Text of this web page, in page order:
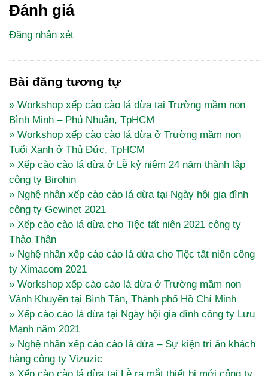
Đánh giá
Đăng nhận xét
Bài đăng tương tự
» Workshop xếp cào cào lá dừa tại Trường mầm non
Bình Minh – Phú Nhuận, TpHCM
» Workshop xếp cào cào lá dừa ở Trường mầm non
Tuổi Xanh ở Thủ Đức, TpHCM
» Xếp cào cào lá dừa ở Lễ kỷ niệm 24 năm thành lập
công ty Birohin
» Nghệ nhân xếp cào cào lá dừa tại Ngày hội gia đình
công ty Gewinet 2021
» Xếp cào cào lá dừa cho Tiệc tất niên 2021 công ty
Thảo Thân
» Nghệ nhân xếp cào cào lá dừa cho Tiệc tất niên công
ty Ximacom 2021
» Workshop xếp cào cào lá dừa ở Trường mầm non
Vành Khuyên tại Bình Tân, Thành phố Hồ Chí Minh
» Xếp cào cào lá dừa tại Ngày hội gia đình công ty Lưu
Mạnh năm 2021
» Nghệ nhân xếp cào cào lá dừa – Sự kiện tri ân khách
hàng công ty Vizuzic